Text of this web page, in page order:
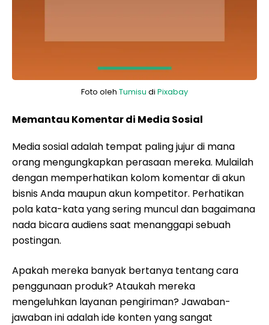
Foto oleh Tumisu di Pixabay
Memantau Komentar di Media Sosial
Media sosial adalah tempat paling jujur di mana
orang mengungkapkan perasaan mereka. Mulailah
dengan memperhatikan kolom komentar di akun
bisnis Anda maupun akun kompetitor. Perhatikan
pola kata-kata yang sering muncul dan bagaimana
nada bicara audiens saat menanggapi sebuah
postingan.
Apakah mereka banyak bertanya tentang cara
penggunaan produk? Ataukah mereka
mengeluhkan layanan pengiriman? Jawaban-
jawaban ini adalah ide konten yang sangat